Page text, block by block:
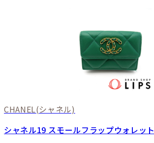
CHANEL(シャネル)
シャネル19 スモールフラップウォレット